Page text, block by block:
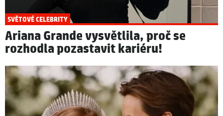
SVĚTOVÉ CELEBRITY
Ariana Grande vysvětlila, proč se
rozhodla pozastavit kariéru!